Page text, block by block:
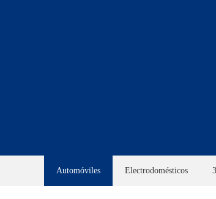
Automóviles Electrodomésticos